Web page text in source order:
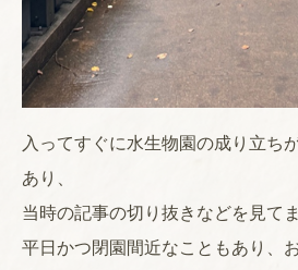
入ってすぐに水生物園の成り立ち
あり、
当時の記事の切り抜きなどを見てま
平日かつ閉園間近なこともあり、